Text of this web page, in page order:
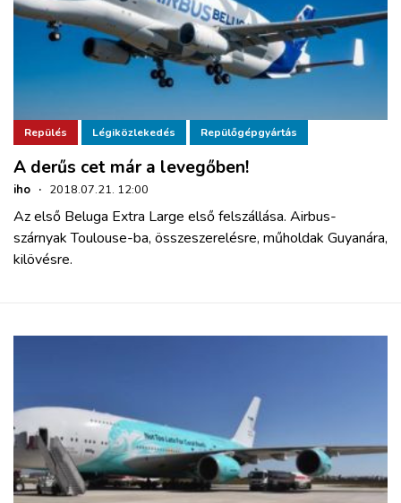
Repülés Légiközlekedés Repülőgépgyártás
A derűs cet már a levegőben!
iho · 2018.07.21. 12:00
Az első Beluga Extra Large első felszállása. Airbus-
szárnyak Toulouse-ba, összeszerelésre, műholdak Guyanára,
kilövésre.